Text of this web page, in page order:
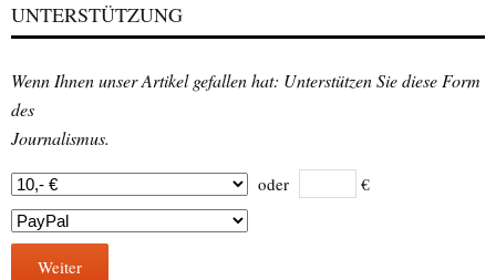
UNTERSTÜTZUNG
Wenn Ihnen unser Artikel gefallen hat: Unterstützen Sie diese Form
des
Journalismus.
oder €
Weiter